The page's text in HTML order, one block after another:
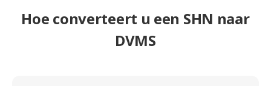
Hoe converteert u een SHN naar
DVMS